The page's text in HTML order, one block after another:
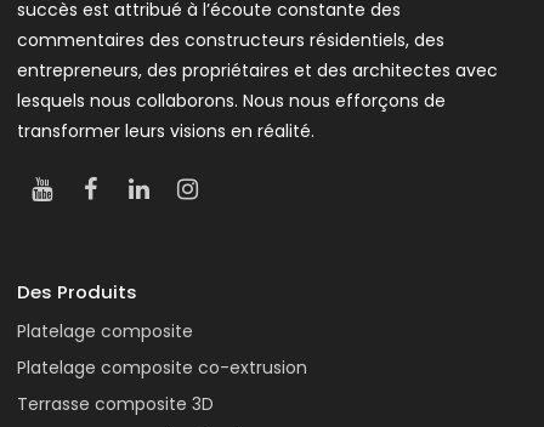
succès est attribué à l’écoute constante des
commentaires des constructeurs résidentiels, des
entrepreneurs, des propriétaires et des architectes avec
lesquels nous collaborons. Nous nous efforçons de
transformer leurs visions en réalité.
Des Produits
Platelage composite
Platelage composite co-extrusion
Terrasse composite 3D